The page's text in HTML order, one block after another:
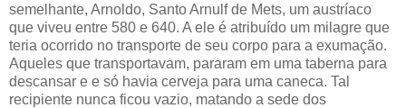
semelhante, Arnoldo, Santo Arnulf de Mets, um austríaco
que viveu entre 580 e 640. A ele é atribuído um milagre que
teria ocorrido no transporte de seu corpo para a exumação.
Aqueles que transportavam, pararam em uma taberna para
descansar e e só havia cerveja para uma caneca. Tal
recipiente nunca ficou vazio, matando a sede dos